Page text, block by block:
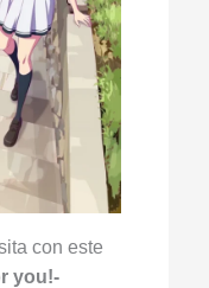
con este
you!-